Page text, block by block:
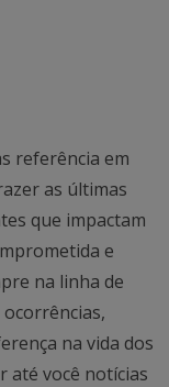
referência em
as últimas
que impactam
e
na linha de
na vida dos
até você notícias